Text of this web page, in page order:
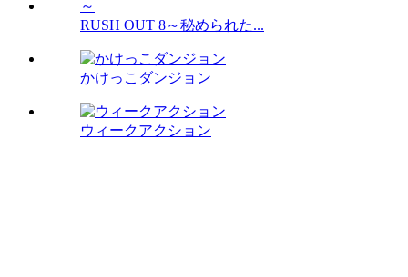
RUSH OUT 8～秘められた...
かけっこダンジョン
ウィークアクション